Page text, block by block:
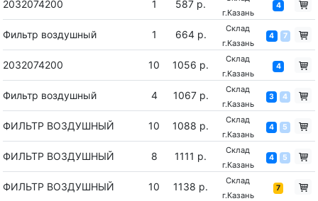
2032074200 1 587 р.
г.Казань
4
Фильтр воздушный 1 664 р.
Склад
г.Казань
4 7
2032074200 10 1056 р.
Склад
г.Казань
4
Фильтр воздушный 4 1067 р.
Склад
г.Казань
3 4
ФИЛЬТР ВОЗДУШНЫЙ 10 1088 р.
Склад
г.Казань
4 5
ФИЛЬТР ВОЗДУШНЫЙ 8 1111 р.
Склад
г.Казань
4 5
ФИЛЬТР ВОЗДУШНЫЙ 10 1138 р.
Склад
г.Казань
7